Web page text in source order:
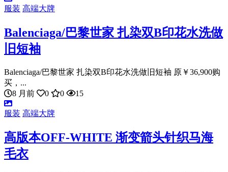
服装 高端大牌
Balenciaga/巴黎世家 扎染双B印花水洗做
旧短袖
Balenciaga/巴黎世家 扎染双B印花水洗做旧短袖 原￥36,900购
买，...
8 月前
0 0 15
服装 高端大牌
高版本OFF-WHITE 渐变箭头针织马海
毛衣